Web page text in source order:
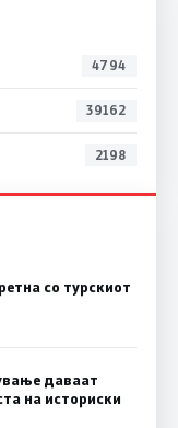
4794
39162
2198
со турскиот
даваат
на историски